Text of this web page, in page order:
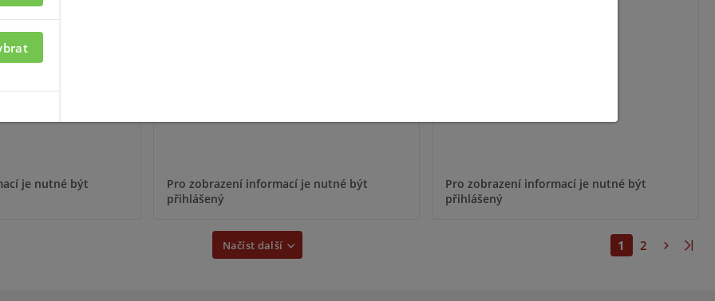
X1-BL/WH
je nutné být
Pro zobrazení informací je nutné být
přihlášený
Pro zobrazení informací je nutné být
přihlášený
Načíst další 1 2